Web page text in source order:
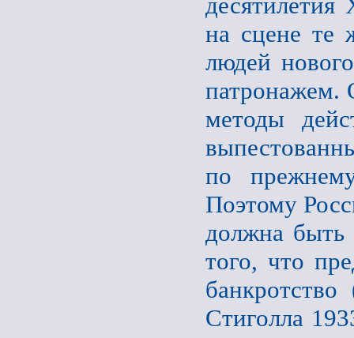
на сцене те
людей
патронажем.
методы
по
Поэтому
должна быть
того, что
Стиголла